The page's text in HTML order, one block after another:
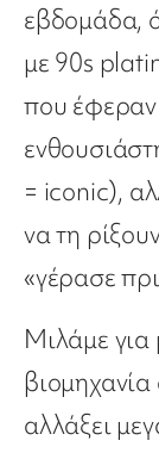
εβδομάδα,
με 90s
που
= iconic),
να τη
«γέρασε
Μιλάμε για
αλλάξει